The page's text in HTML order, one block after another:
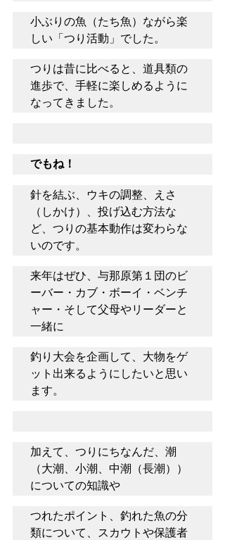
小ぶりの魚（たち魚）ながら楽
しい「つり活動」でした。
つりは昔に比べると、道具類の
進歩で、手軽に楽しめるように
なってきました。
でもね！
針を結ぶ、ウキの調整、えさ
（しかけ）、投げ込む方法な
ど、つりの基本動作は変わらな
いのです。
来年はぜひ、与那原第１団のビ
ーバー・カブ・ボーイ・ベンチ
ャー・そして父母やリーダーと
一緒に
釣り大会を企画して、大物をゲ
ット出来るようにしたいと思い
ます。
加えて、つりにちなんだ、潮
（大潮、小潮、中潮（長潮））
についての知識や
つれたポイント、釣れた魚の分
類について、スカウトや保護者